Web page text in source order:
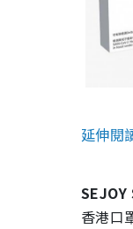
延伸閱
SEJOY
香港口